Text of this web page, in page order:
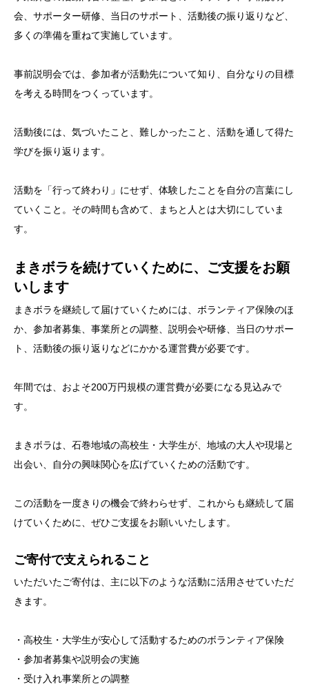
会、サポーター研修、当日のサポート、活動後の振り返りなど、
多くの準備を重ねて実施しています。
事前説明会では、参加者が活動先について知り、自分なりの目標
を考える時間をつくっています。
活動後には、気づいたこと、難しかったこと、活動を通して得た
学びを振り返ります。
活動を「行って終わり」にせず、体験したことを自分の言葉にし
ていくこと。その時間も含めて、まちと人とは大切にしていま
す。
まきボラを続けていくために、ご支援をお願
いします
まきボラを継続して届けていくためには、ボランティア保険のほ
か、参加者募集、事業所との調整、説明会や研修、当日のサポー
ト、活動後の振り返りなどにかかる運営費が必要です。
年間では、およそ200万円規模の運営費が必要になる見込みで
す。
まきボラは、石巻地域の高校生・大学生が、地域の大人や現場と
出会い、自分の興味関心を広げていくための活動です。
この活動を一度きりの機会で終わらせず、これからも継続して届
けていくために、ぜひご支援をお願いいたします。
ご寄付で支えられること
いただいたご寄付は、主に以下のような活動に活用させていただ
きます。
・高校生・大学生が安心して活動するためのボランティア保険
・参加者募集や説明会の実施
・受け入れ事業所との調整